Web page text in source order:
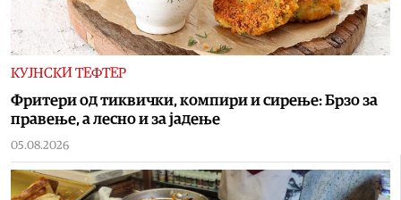
КУЈНСКИ ТЕФТЕР
Фритери од тиквички, компири и сирење: Брзо за
правење, а лесно и за јадење
05.08.2026